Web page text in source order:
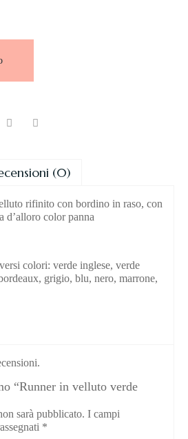
(0)
rifinito con bordino in raso, con
d’alloro color panna
colori: verde inglese, verde
grigio, blu, nero, marrone,
“Runner in velluto verde
sarà pubblicato. I campi
*